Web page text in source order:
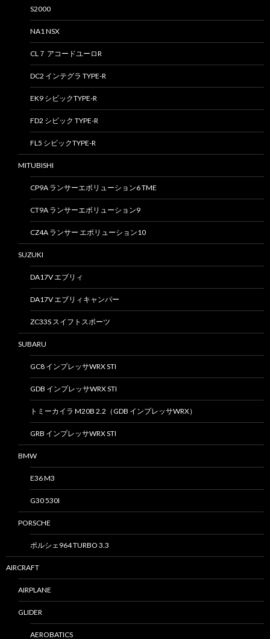
S2000
NA1 NSX
CL７ アコードユーロR
DC2 インテグラ TYPE-R
EK9 シビックTYPE-R
FD2 シビック TYPE-R
FL5 シビックTYPE-R
MITUBISHI
CP9A ランサーエボリューション6 TME
CT9A ランサーエボリューション9
CZ4A ランサー エボリューション10
SUZUKI
DA17V エブリィ
DA17V エブリィキャンパー
ZC33S スイフトスポーツ
SUBARU
GC8 インプレッサWRX STI
GDB インプレッサWRX STI
トミーカイラ M20B 2.2（GDB インプレッサWRX）
GRB インプレッサWRX STI
BMW
E36 M3
G30 530I
PORSCHE
ポルシェ964 TURBO 3.3
AIRCRAFT
AIRPLANE
GLIDER
AEROBATICS